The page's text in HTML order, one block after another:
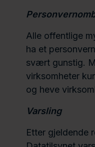
Alle offentlige
ha et
svært gunstig.
virksomheter
og heve
Varsling
Etter gjeldende